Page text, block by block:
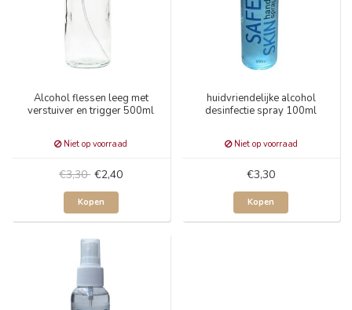
Alcohol flessen leeg met
verstuiver en trigger 500ml
Niet op voorraad
€3,30 €2,40
Kopen
huidvriendelijke alcohol
desinfectie spray 100ml
Niet op voorraad
€3,30
Kopen